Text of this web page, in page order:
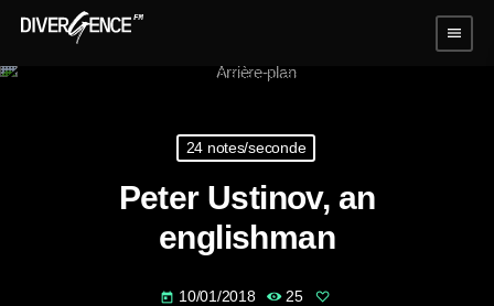
menu
24 notes/seconde
Peter Ustinov, an
englishman
today 10/01/2018 25